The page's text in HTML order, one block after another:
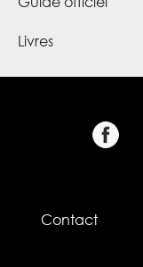
Livres
Contact